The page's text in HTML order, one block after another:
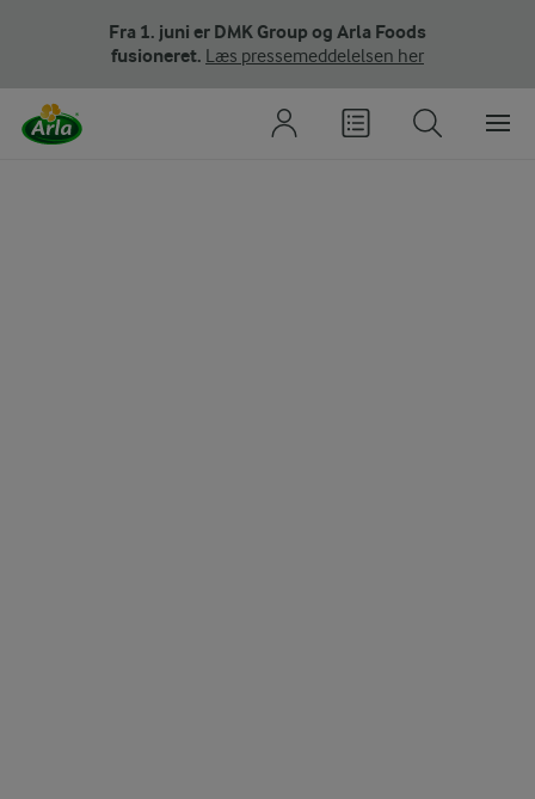
Fra 1. juni er DMK Group og Arla Foods
fusioneret. Læs pressemeddelelsen her